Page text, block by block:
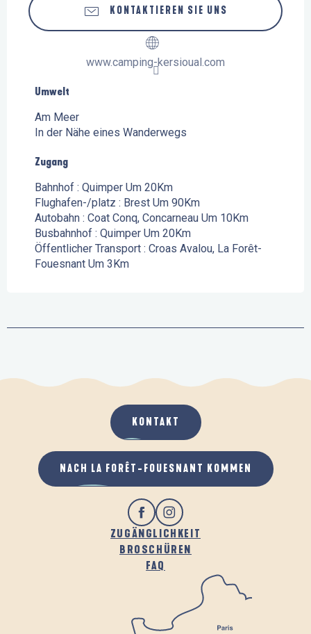
KONTAKTIEREN SIE UNS
www.camping-kersioual.com
Umwelt
Umwelt
Am Meer
In der Nähe eines Wanderwegs
Zugang
Zugang
Bahnhof : Quimper Um 20Km
Flughafen-/platz : Brest Um 90Km
Autobahn : Coat Conq, Concarneau Um 10Km
Busbahnhof : Quimper Um 20Km
Öffentlicher Transport : Croas Avalou, La Forêt-
Fouesnant Um 3Km
ZUGÄNGLICHKEIT
BROSCHÜREN
FAQ
KONTAKT
NACH LA FORÊT-FOUESNANT KOMMEN